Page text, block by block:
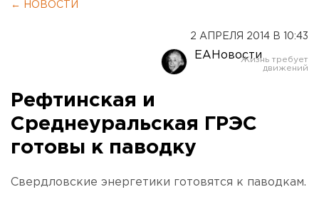
← НОВОСТИ
2 АПРЕЛЯ 2014 В 10:43
ЕАНовости
Рефтинская и
Среднеуральская ГРЭС
готовы к паводку
Свердловские энергетики готовятся к паводкам.